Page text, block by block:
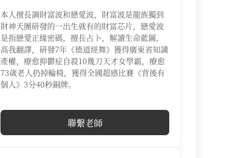
本人擅長調財富波和戀愛波，財富波是龍族獨到
財神天團研發的一出生就有的財富芯片，戀愛波
是指戀愛正緣密碼，擅長占卜，解讀生命藍圖，
高我翻譯，研發7年《德道經舞》獲得廣東省知識
產權，療愈抑鬱症自殺10幾刀天才女學霸，療愈
73歲老人扔掉輪椅，獲得全國超感比賽《背後有
個人》3分40秒銅牌。
聯繫老師